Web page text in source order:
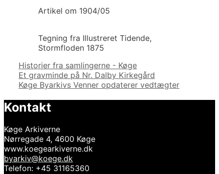
Artikel om 1904/05
Tegning fra Illustreret Tidende,
Stormfloden 1875
Kategorier
Historier fra samlingerne - Køge
Indlægsnavigation
Et gravminde på Nr. Dalby Kirkegård
Køge Byarkivs Venner opdaterer vedtægter
Kontakt
Køge Arkiverne
Nørregade 4, 4600 Køge
www.koegearkiverne.dk
byarkiv@koege.dk
Telefon: +45 31165360